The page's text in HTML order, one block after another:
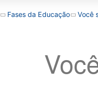
Fases da Educação Você